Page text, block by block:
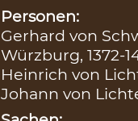
Personen:
Gerhard von
Würzburg, 1372-
Heinrich von
Johann von